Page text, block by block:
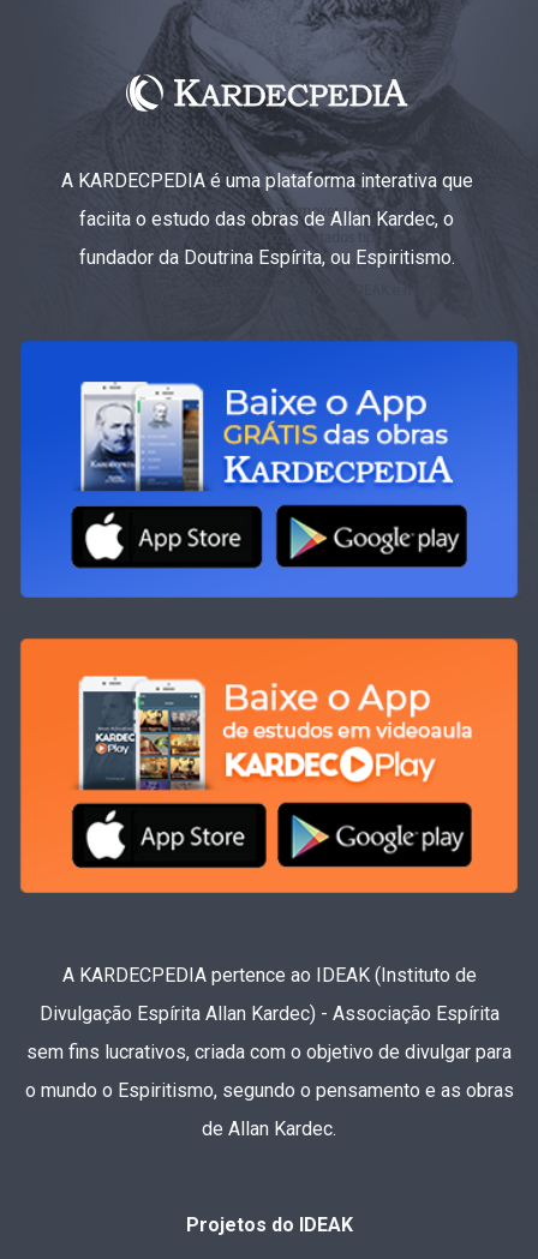
A KARDECPEDIA é uma plataforma interativa que
faciita o estudo das obras de Allan Kardec, o
fundador da Doutrina Espírita, ou Espiritismo.
A KARDECPEDIA pertence ao IDEAK (Instituto de
Divulgação Espírita Allan Kardec) - Associação Espírita
sem fins lucrativos, criada com o objetivo de divulgar para
o mundo o Espiritismo, segundo o pensamento e as obras
de Allan Kardec.
Projetos do IDEAK